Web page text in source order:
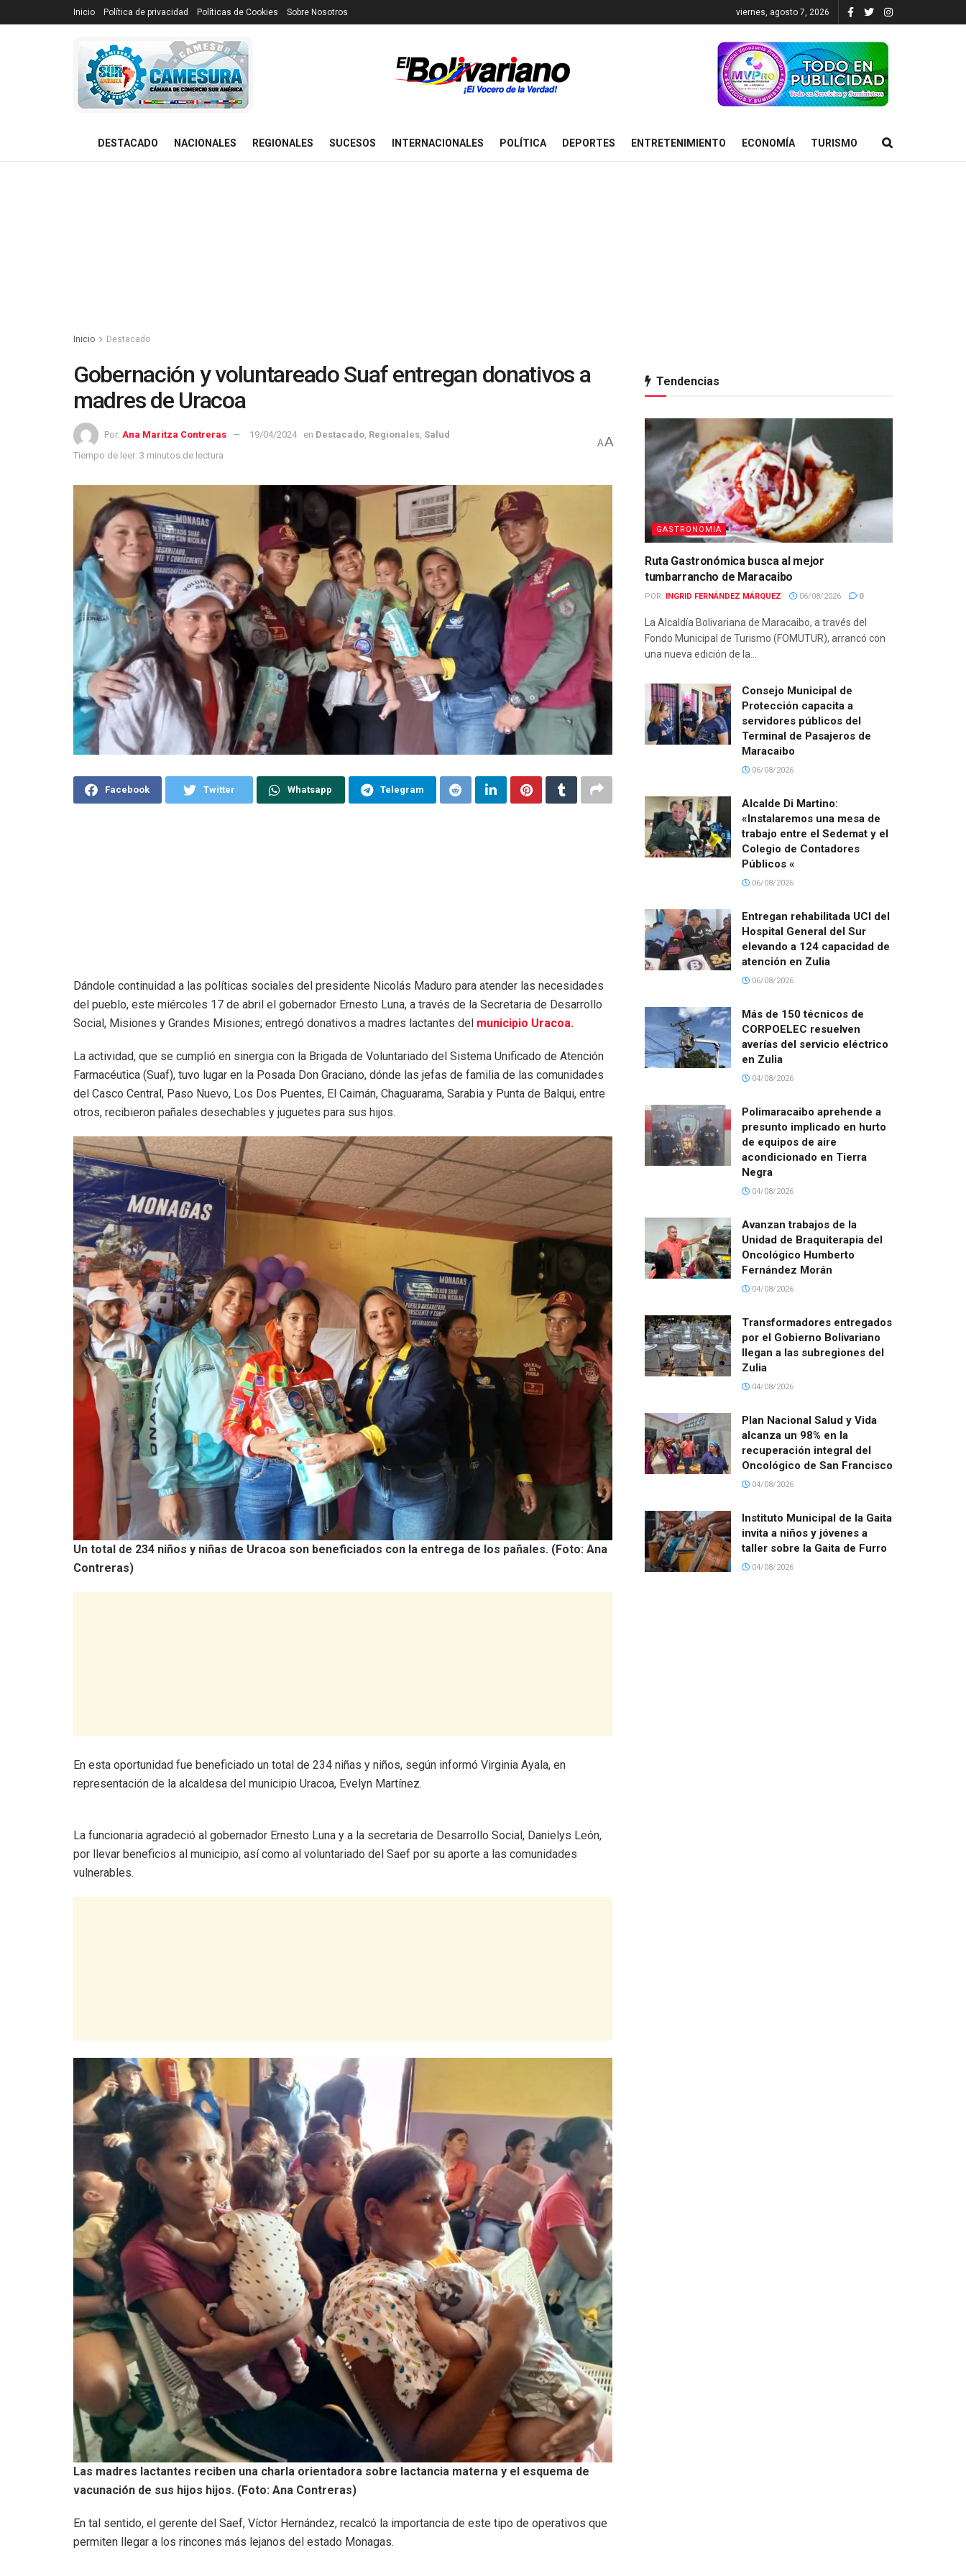
Inicio Política de privacidad Políticas de Cookies Sobre Nosotros viernes, agosto 7, 2026
DESTACADO NACIONALES REGIONALES SUCESOS INTERNACIONALES POLÍTICA DEPORTES ENTRETENIMIENTO ECONOMÍA TURISMO
Inicio Destacado
Gobernación y voluntareado Suaf entregan donativos a
madres de Uracoa
Por: Ana Maritza Contreras 19/04/2024 en Destacado Regionales Salud
Tiempo de leer: 3 minutos de lectura
AA
Facebook Twitter Whatsapp Telegram
Dándole continuidad a las políticas sociales del presidente Nicolás Maduro para atender las necesidades
del pueblo, este miércoles 17 de abril el gobernador Ernesto Luna, a través de la Secretaria de Desarrollo
Social, Misiones y Grandes Misiones; entregó donativos a madres lactantes del municipio Uracoa.
La actividad, que se cumplió en sinergia con la Brigada de Voluntariado del Sistema Unificado de Atención
Farmacéutica (Suaf), tuvo lugar en la Posada Don Graciano, dónde las jefas de familia de las comunidades
del Casco Central, Paso Nuevo, Los Dos Puentes, El Caimán, Chaguarama, Sarabia y Punta de Balqui, entre
otros, recibieron pañales desechables y juguetes para sus hijos.
Un total de 234 niños y niñas de Uracoa son beneficiados con la entrega de los pañales. (Foto: Ana
Contreras)
En esta oportunidad fue beneficiado un total de 234 niñas y niños, según informó Virginia Ayala, en
representación de la alcaldesa del municipio Uracoa, Evelyn Martínez.
La funcionaria agradeció al gobernador Ernesto Luna y a la secretaria de Desarrollo Social, Danielys León,
por llevar beneficios al municipio, así como al voluntariado del Saef por su aporte a las comunidades
vulnerables.
Las madres lactantes reciben una charla orientadora sobre lactancia materna y el esquema de
vacunación de sus hijos hijos. (Foto: Ana Contreras)
En tal sentido, el gerente del Saef, Víctor Hernández, recalcó la importancia de este tipo de operativos que
permiten llegar a los rincones más lejanos del estado Monagas.
Tendencias
GASTRONOMIA
Ruta Gastronómica busca al mejor
tumbarrancho de Maracaibo
POR: INGRID FERNÁNDEZ MÁRQUEZ 06/08/2026 0
La Alcaldía Bolivariana de Maracaibo, a través del
Fondo Municipal de Turismo (FOMUTUR), arrancó con
una nueva edición de la...
Consejo Municipal de
Protección capacita a
servidores públicos del
Terminal de Pasajeros de
Maracaibo
06/08/2026
Alcalde Di Martino:
«Instalaremos una mesa de
trabajo entre el Sedemat y el
Colegio de Contadores
Públicos «
06/08/2026
Entregan rehabilitada UCI del
Hospital General del Sur
elevando a 124 capacidad de
atención en Zulia
06/08/2026
Más de 150 técnicos de
CORPOELEC resuelven
averías del servicio eléctrico
en Zulia
04/08/2026
Polimaracaibo aprehende a
presunto implicado en hurto
de equipos de aire
acondicionado en Tierra
Negra
04/08/2026
Avanzan trabajos de la
Unidad de Braquiterapia del
Oncológico Humberto
Fernández Morán
04/08/2026
Transformadores entregados
por el Gobierno Bolivariano
llegan a las subregiones del
Zulia
04/08/2026
Plan Nacional Salud y Vida
alcanza un 98% en la
recuperación integral del
Oncológico de San Francisco
04/08/2026
Instituto Municipal de la Gaita
invita a niños y jóvenes a
taller sobre la Gaita de Furro
04/08/2026